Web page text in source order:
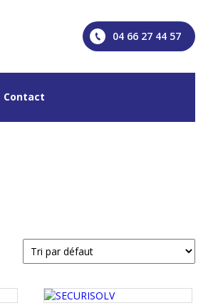
04 66 27 44 57
Contact